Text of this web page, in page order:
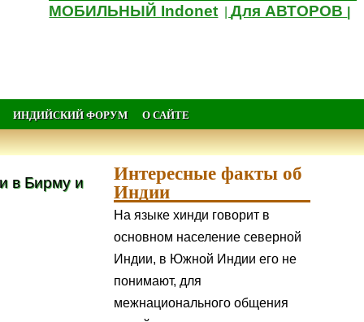
МОБИЛЬНЫЙ Indonet |Для АВТОРОВ
ИНДИЙСКИЙ ФОРУМ О САЙТЕ
в Бирму и
Интересные факты об
Индии
На языке хинди говорит в
основном население северной
Индии, в Южной Индии его не
понимают, для
межнационального общения